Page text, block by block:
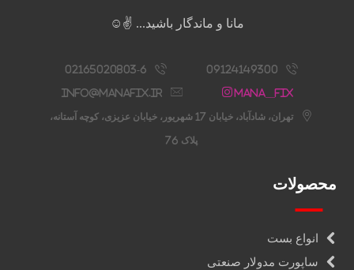
مانا و ماندگار باشید... ✌️☺️
09124149300
02165020803-6
Mana__fix
info@manafix.ir
تهران، شادآباد، خیابان 17 شهریور، خیابان عزیزی، کوچه آستانه،
پلاک 76
محصولات
انواع بست
ساپورت مدولار صنعتی